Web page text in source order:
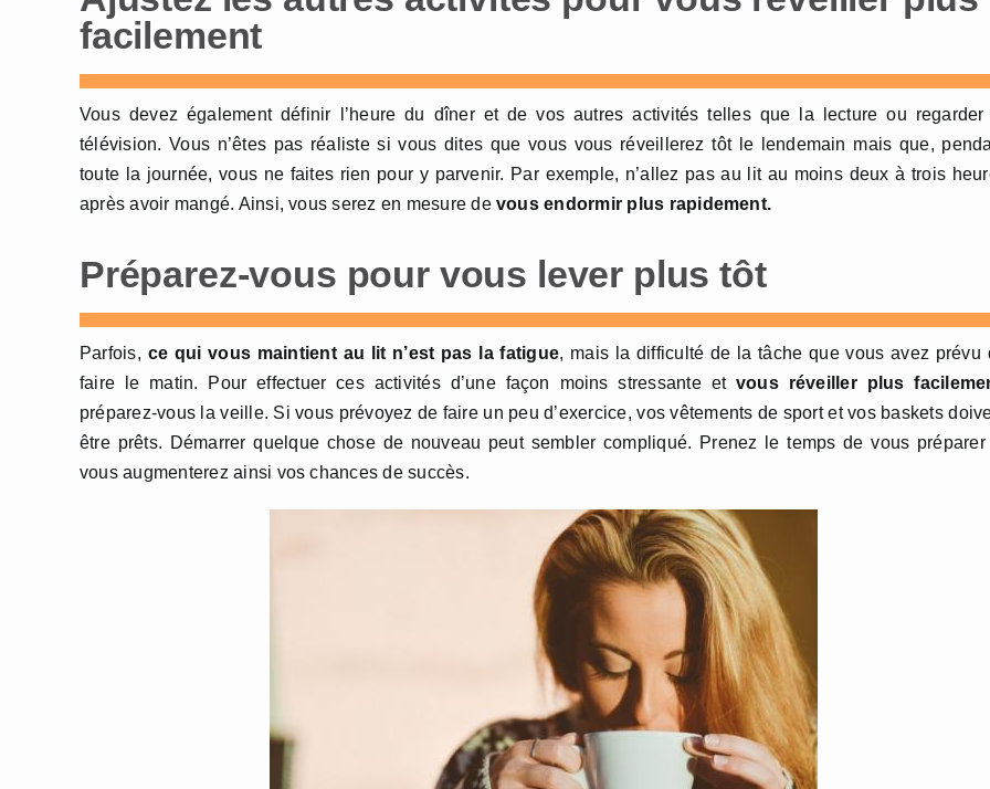
facilement
Vous devez également définir l’heure du dîner et de vos autres activités telles que la lecture ou
télévision. Vous n’êtes pas réaliste si vous dites que vous vous réveillerez tôt le lendemain mais que,
toute la journée, vous ne faites rien pour y parvenir. Par exemple, n’allez pas au lit au moins deux à trois
après avoir mangé. Ainsi, vous serez en mesure de vous endormir plus rapidement.
Préparez-vous pour vous lever plus tôt
Parfois, ce qui vous maintient au lit n’est pas la fatigue, mais la difficulté de la tâche que vous avez prévu
faire le matin. Pour effectuer ces activités d’une façon moins stressante et vous réveiller plus
préparez-vous la veille. Si vous prévoyez de faire un peu d’exercice, vos vêtements de sport et vos baskets
être prêts. Démarrer quelque chose de nouveau peut sembler compliqué. Prenez le temps de vous préparer
vous augmenterez ainsi vos chances de succès.